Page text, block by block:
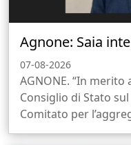
Agnone: Saia
07-08-2026
AGNONE. “In
Consiglio di Stato
Comitato per